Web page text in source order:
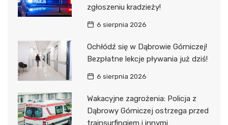
zgłoszeniu kradzieży!
6 sierpnia 2026
Ochłódź się w Dąbrowie Górniczej!
Bezpłatne lekcje pływania już dziś!
6 sierpnia 2026
Wakacyjne zagrożenia: Policja z
Dąbrowy Górniczej ostrzega przed
trainsurfingiem i innymi